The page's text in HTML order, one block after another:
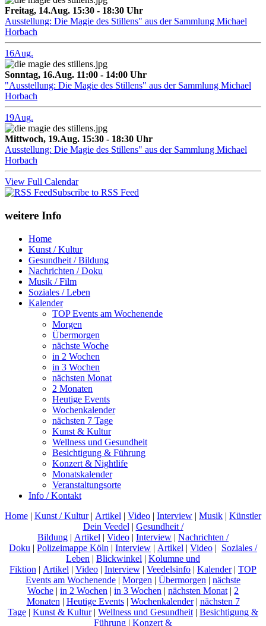
Freitag, 14.Aug. 15:30 - 18:30 Uhr
Ausstellung: Die Magie des Stillens" aus der Sammlung Michael
Horbach
16Aug.
Sonntag, 16.Aug. 11:00 - 14:00 Uhr
"Ausstellung: Die Magie des Stillens" aus der Sammlung Michael
Horbach
19Aug.
Mittwoch, 19.Aug. 15:30 - 18:30 Uhr
Ausstellung: Die Magie des Stillens" aus der Sammlung Michael
Horbach
View Full Calendar
Subscribe to RSS Feed
weitere Info
Home
Kunst / Kultur
Gesundheit / Bildung
Nachrichten / Doku
Musik / Film
Soziales / Leben
Kalender
TOP Events am Wochenende
Morgen
Übermorgen
nächste Woche
in 2 Wochen
in 3 Wochen
nächsten Monat
2 Monaten
Heutige Events
Wochenkalender
nächsten 7 Tage
Kunst & Kultur
Wellness und Gesundheit
Besichtigung & Führung
Konzert & Nightlife
Monatskalender
Veranstaltungsorte
Info / Kontakt
Home | Kunst / Kultur| Artikel | Video | Interview | Musik | Künstler
Dein Veedel | Gesundheit /
Bildung | Artikel | Video | Interview | Nachrichten /
Doku | Polizeimappe Köln | Interview | Artikel | Video | Soziales /
Leben | Blickwinkel | Kolumne und
Fiktion | Artikel | Video | Interview | Veedelsinfo | Kalender| TOP
Events am Wochenende | Morgen | Übermorgen | nächste
Woche | in 2 Wochen | in 3 Wochen | nächsten Monat | 2
Monaten | Heutige Events| Wochenkalender| nächsten 7
Tage | Kunst & Kultur| Wellness und Gesundheit | Besichtigung &
Führung | Konzert &